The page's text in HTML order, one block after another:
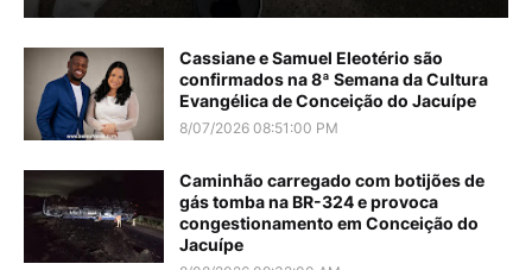
Cassiane e Samuel Eleotério são
confirmados na 8ª Semana da Cultura
Evangélica de Conceição do Jacuípe
8/07/2026 08:51:00 PM
Caminhão carregado com botijões de
gás tomba na BR-324 e provoca
congestionamento em Conceição do
Jacuípe